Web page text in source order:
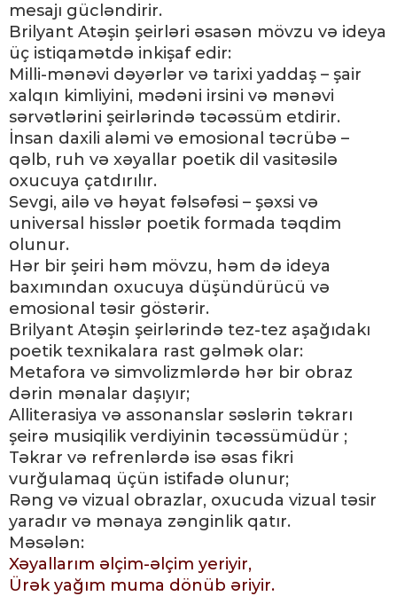
mesajı gücləndirir.
Brilyant Atəşin şeirləri əsasən mövzu və ideya
üç istiqamətdə inkişaf edir:
Milli-mənəvi dəyərlər və tarixi yaddaş – şair
xalqın kimliyini, mədəni irsini və mənəvi
sərvətlərini şeirlərində təcəssüm etdirir.
İnsan daxili aləmi və emosional təcrübə –
qəlb, ruh və xəyallar poetik dil vasitəsilə
oxucuya çatdırılır.
Sevgi, ailə və həyat fəlsəfəsi – şəxsi və
universal hisslər poetik formada təqdim
olunur.
Hər bir şeiri həm mövzu, həm də ideya
baxımından oxucuya düşündürücü və
emosional təsir göstərir.
Brilyant Atəşin şeirlərində tez-tez aşağıdakı
poetik texnikalara rast gəlmək olar:
Metafora və simvolizmlərdə hər bir obraz
dərin mənalar daşıyır;
Alliterasiya və assonanslar səslərin təkrarı
şeirə musiqilik verdiyinin təcəssümüdür ;
Təkrar və refrenlərdə isə əsas fikri
vurğulamaq üçün istifadə olunur;
Rəng və vizual obrazlar, oxucuda vizual təsir
yaradır və mənaya zənginlik qatır.
Məsələn:
Xəyallarım əlçim-əlçim yeriyir,
Ürək yağım muma dönüb əriyir.